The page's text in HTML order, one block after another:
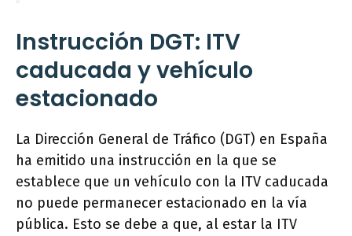
Instrucción DGT: ITV
caducada y vehículo
estacionado
La Dirección General de Tráfico (DGT) en España
ha emitido una instrucción en la que se
establece que un vehículo con la ITV caducada
no puede permanecer estacionado en la vía
pública. Esto se debe a que, al estar la ITV